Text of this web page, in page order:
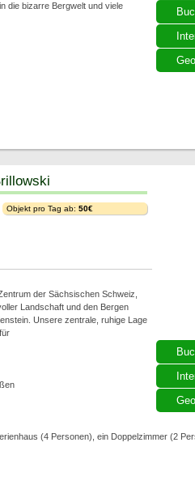
die bizarre Bergwelt und viele
Objekt pro Tag ab: 50€
der Sächsischen Schweiz,
Landschaft und den Bergen
Unsere zentrale, ruhige Lage
(4 Personen), ein Doppelzimmer (2